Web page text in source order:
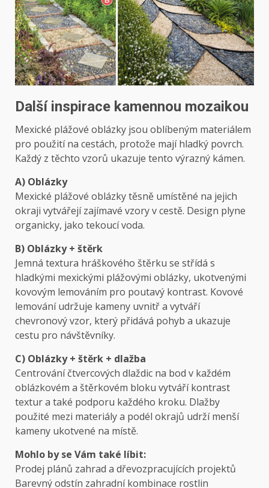
Další inspirace kamennou mozaikou
Mexické plážové oblázky jsou oblíbeným materiálem
pro použití na cestách, protože mají hladký povrch.
Každý z těchto vzorů ukazuje tento výrazný kámen.
A) Oblázky
Mexické plážové oblázky těsně umístěné na jejich
okraji vytvářejí zajímavé vzory v cestě. Design plyne
organicky, jako tekoucí voda.
B) Oblázky + štěrk
Jemná textura hráškového štěrku se střídá s
hladkými mexickými plážovými oblázky, ukotvenými
kovovým lemováním pro poutavý kontrast. Kovové
lemování udržuje kameny uvnitř a vytváří
chevronový vzor, ​​který přidává pohyb a ukazuje
cestu pro návštěvníky.
C) Oblázky + štěrk + dlažba
Centrování čtvercových dlaždic na bod v každém
oblázkovém a štěrkovém bloku vytváří kontrast
textur a také podporu každého kroku. Dlažby
použité mezi materiály a podél okrajů udrží menší
kameny ukotvené na místě.
Mohlo by se Vám také líbit:
Prodej plánů zahrad a dřevozpracujících projektů
Barevný odstín zahradní kombinace rostlin